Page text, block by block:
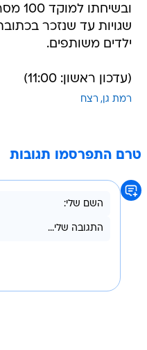
שגויות עד שנזכר בכתובת
ילדים משותפים.
(עדכון ראשון: 11:00)
רמת גן רצח
טרם התפרסמו תגובות